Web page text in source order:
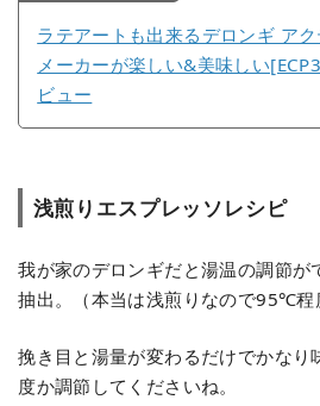
ラテアートも出来るデロンギ ア
メーカーが楽しい&美味しい
ビュー
浅煎りエスプレッソレシピ
我が家のデロンギだと湯温の調節
抽出。（本当は浅煎りなので95℃程
挽き目と湯量が変わるだけでかなり
度か調節してくださいね。